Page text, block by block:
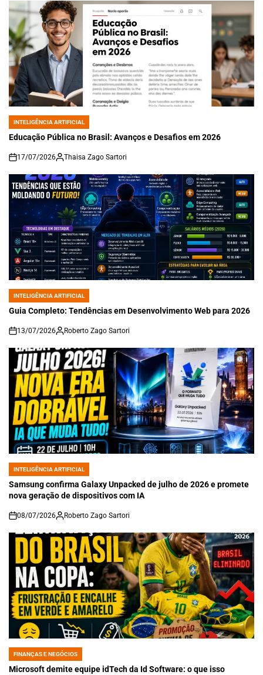
POSTED
IN
INTELIGÊNCIA ARTIFICIAL
Educação Pública no Brasil: Avanços e Desafios em 2026
on
17/07/2026 Thaisa Zago Sartori
POSTED
IN
INTELIGÊNCIA ARTIFICIAL
Guia Completo: Tendências em Desenvolvimento Web para 2026
on
13/07/2026 Roberto Zago Sartori
POSTED
IN
INTELIGÊNCIA ARTIFICIAL
Samsung confirma Galaxy Unpacked de julho de 2026 e promete
nova geração de dispositivos com IA
on
08/07/2026 Roberto Zago Sartori
POSTED
IN
FINANÇAS E NEGÓCIOS
Microsoft demite equipe idTech da Id Software: o que isso